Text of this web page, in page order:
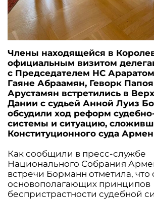
Члены находящейся в
официальным визитом
с Председателем НС
Гаяне Абраамян, Геворк
Арустамян встретились в
Дании с судьей Анной Луиз
обсудили ход реформ
системы и ситуацию,
Конституционного суда
Как сообщили в пресс-службе
Национального Собрания
встречи Борманн отметила, что
основополагающих принципов
беспристрастности судебной